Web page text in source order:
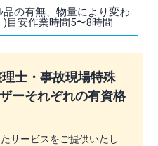
品の有無、物量により変わ
)目安作業時間5〜8時間
士・事故現場特殊
ーそれぞれの有資格
サービスをご提供いたし